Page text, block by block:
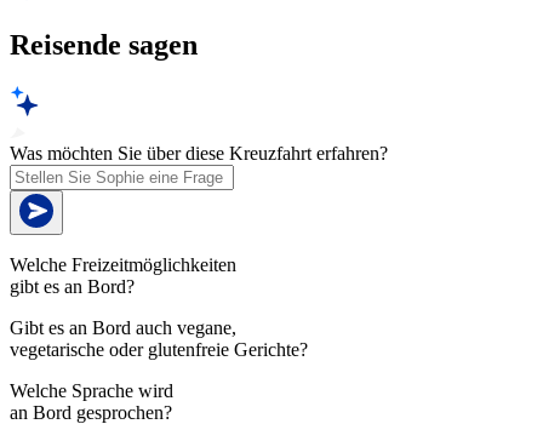
Reisende sagen
Was möchten Sie über diese Kreuzfahrt erfahren?
Welche Freizeitmöglichkeiten
gibt es an Bord?
Gibt es an Bord auch vegane,
vegetarische oder glutenfreie Gerichte?
Welche Sprache wird
an Bord gesprochen?